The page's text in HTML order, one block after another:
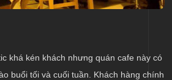
khá kén khách nhưng quán cafe này có
buổi tối và cuối tuần. Khách hàng chính